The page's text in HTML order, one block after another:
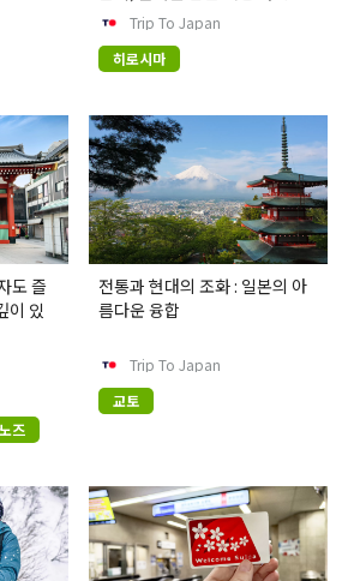
Trip To Japan
히로시마
도 즐
이 있
즈
전통과 현대의 조화 : 일본의 아
름다운 융합
Trip To Japan
교토